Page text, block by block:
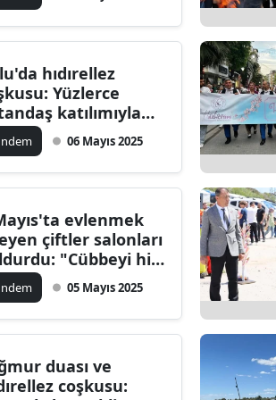
hıdırellez
Yüzlerce
katılımıyla
düzenlendi
06 Mayıs 2025
evlenmek
çiftler salonları
"Cübbeyi hiç
05 Mayıs 2025
duası ve
coşkusu: